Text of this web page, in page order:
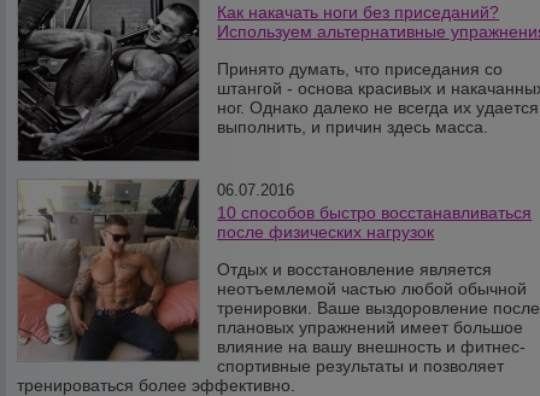
Как накачать ноги без приседаний?
Используем альтернативные
Принято думать, что приседания со
штангой - основа красивых и
ног. Однако далеко не всегда их удается
выполнить, и причин здесь масса.
06.07.2016
10 способов быстро восстанавливаться
после физических нагрузок
Отдых и восстановление является
неотъемлемой частью любой обычной
тренировки. Ваше выздоровление после
плановых упражнений имеет большое
влияние на вашу внешность и фитнес-
спортивные результаты и позволяет
тренироваться более эффективно.